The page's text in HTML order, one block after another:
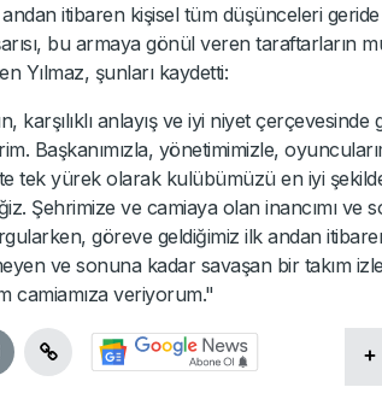
andan itibaren kişisel tüm düşünceleri geride
bu armaya gönül veren taraftarların
Yılmaz, şunları kaydetti:
anlayış ve iyi niyet çerçevesinde
Başkanımızla, yönetimimizle,
tek yürek olarak kulübümüzü en iyi
Şehrimize ve camiaya olan inancımı ve
göreve geldiğimiz ilk andan
ve sonuna kadar savaşan bir takım
camiamıza veriyorum."
+